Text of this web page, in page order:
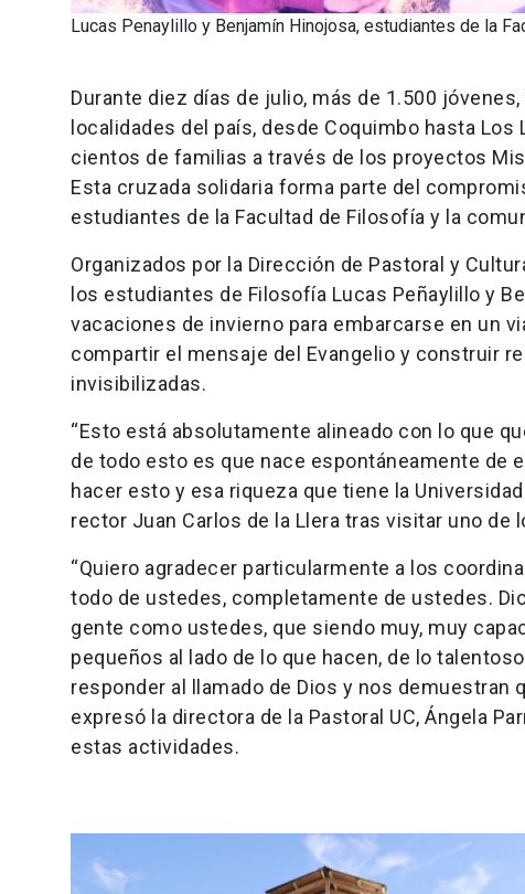
Lucas Penaylillo y Benjamín Hinojosa, estudiantes de la
Durante diez días de julio, más de 1.500
localidades del país, desde Coquimbo hasta Los
cientos de familias a través de los proyectos
Esta cruzada solidaria forma parte del
estudiantes de la Facultad de Filosofía y la
Organizados por la Dirección de Pastoral y
los estudiantes de Filosofía Lucas Peñaylillo y
vacaciones de invierno para embarcarse en un
compartir el mensaje del Evangelio y construir
invisibilizadas.
“Esto está absolutamente alineado con lo que
de todo esto es que nace espontáneamente de
hacer esto y esa riqueza que tiene la
rector Juan Carlos de la Llera tras visitar uno
“Quiero agradecer particularmente a los
todo de ustedes, completamente de ustedes.
gente como ustedes, que siendo muy, muy
pequeños al lado de lo que hacen, de lo
responder al llamado de Dios y nos demuestran
expresó la directora de la Pastoral UC, Ángela
estas actividades.